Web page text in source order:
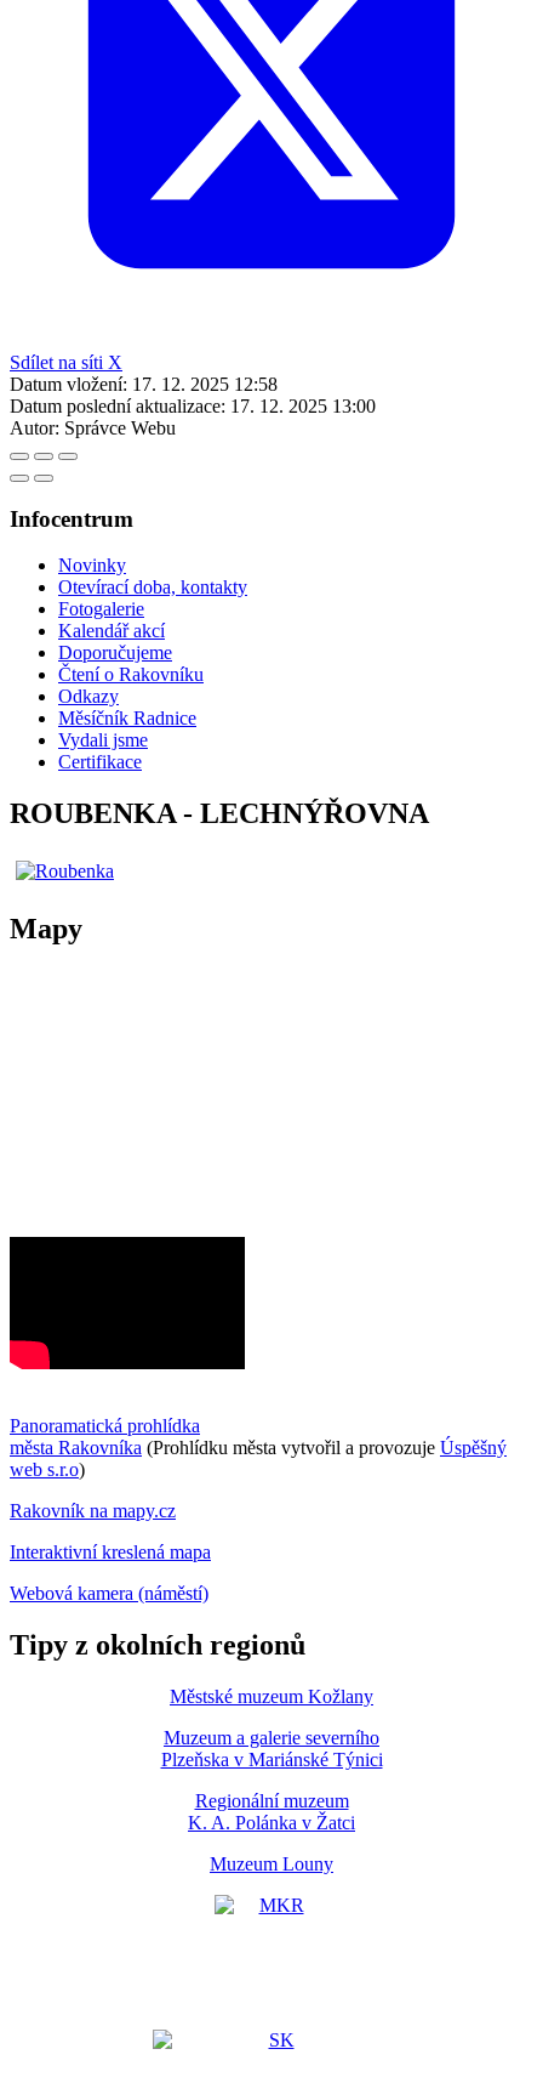
Sdílet na síti X
Datum vložení: 17. 12. 2025 12:58
Datum poslední aktualizace: 17. 12. 2025 13:00
Autor: Správce Webu
Infocentrum
Novinky
Otevírací doba, kontakty
Fotogalerie
Kalendář akcí
Doporučujeme
Čtení o Rakovníku
Odkazy
Měsíčník Radnice
Vydali jsme
Certifikace
ROUBENKA - LECHNÝŘOVNA
Mapy
Panoramatická prohlídka
města Rakovníka (Prohlídku města vytvořil a provozuje Úspěšný
web s.r.o)
Rakovník na mapy.cz
Interaktivní kreslená mapa
Webová kamera (náměstí)
Tipy z okolních regionů
Městské muzeum Kožlany
Muzeum a galerie severního
Plzeňska v Mariánské Týnici
Regionální muzeum
K. A. Polánka v Žatci
Muzeum Louny